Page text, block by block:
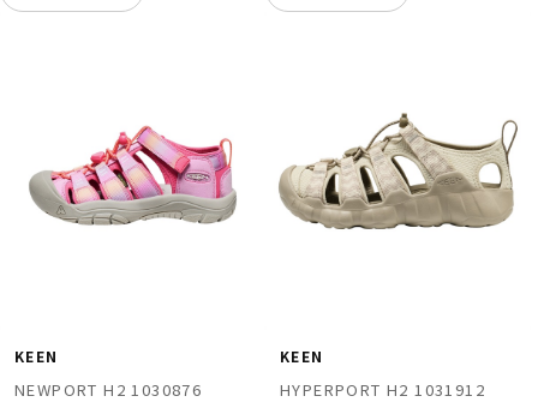
KEEN
NEWPORT H2 1030876
KEEN
HYPERPORT H2 1031912